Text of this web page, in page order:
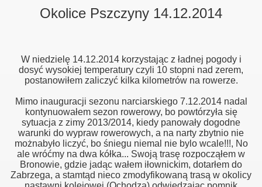
Okolice Pszczyny 14.12.2014
W niedzielę 14.12.2014 korzystając z ładnej pogody i
dosyć wysokiej temperatury czyli 10 stopni nad zerem,
postanowiłem zaliczyć kilka kilometrów na rowerze.
Mimo inauguracji sezonu narciarskiego 7.12.2014 nadal
kontynuowałem sezon rowerowy, bo powtórzyła się
sytuacja z zimy 2013/2014, kiedy panowały dogodne
warunki do wypraw rowerowych, a na narty zbytnio nie
możnabyło liczyć, bo śniegu niemal nie bylo wcale!!!, No
ale wróćmy na dwa kółka... Swoją trasę rozpocząłem w
Bronowie, gdzie jadąc wałem iłownickim, dotarłem do
Zabrzega, a stamtąd nieco zmodyfikowaną trasą w okolicy